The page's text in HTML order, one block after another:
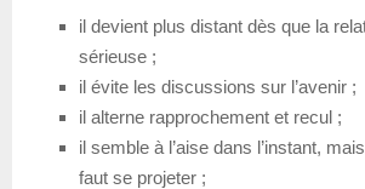
il devient plus distant dès que la
sérieuse ;
il évite les discussions sur l’avenir ;
il alterne rapprochement et recul ;
il semble à l’aise dans l’instant,
faut se projeter ;